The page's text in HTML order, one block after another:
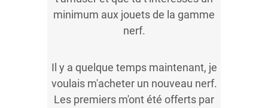
minimum aux jouets de la gamme
nerf.
Il y a quelque temps maintenant, je
voulais m'acheter un nouveau nerf.
Les premiers m'ont été offerts par